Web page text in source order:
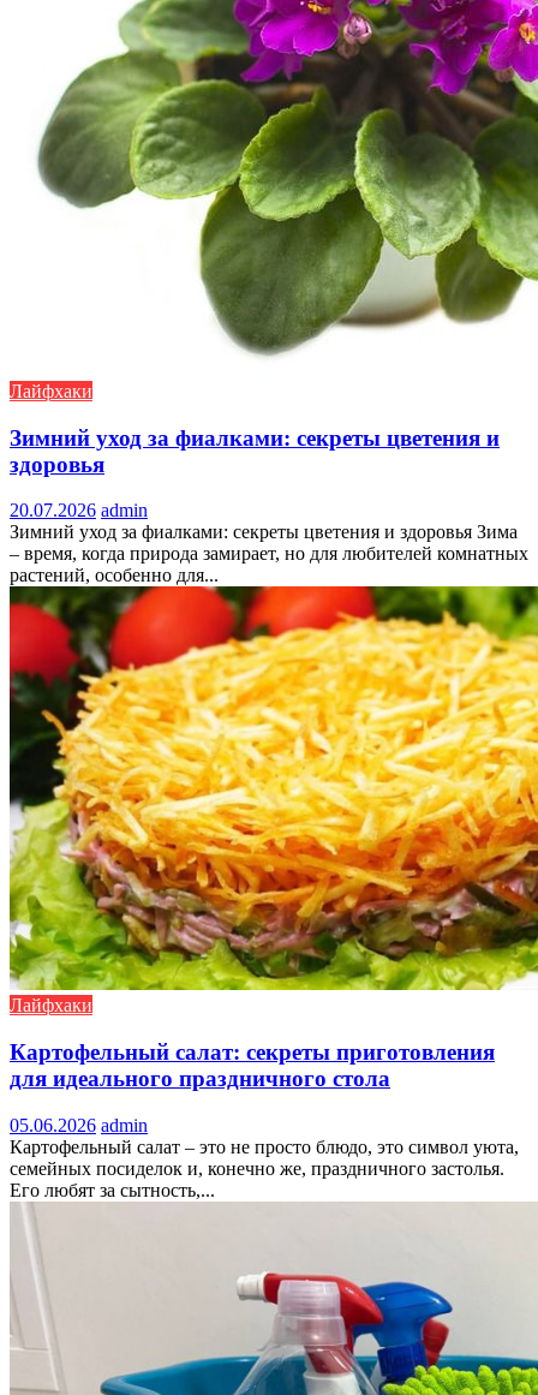
Лайфхаки
Зимний уход за фиалками: секреты цветения и
здоровья
20.07.2026 admin
Зимний уход за фиалками: секреты цветения и здоровья Зима
– время, когда природа замирает, но для любителей комнатных
растений, особенно для...
Лайфхаки
Картофельный салат: секреты приготовления
для идеального праздничного стола
05.06.2026 admin
Картофельный салат – это не просто блюдо, это символ уюта,
семейных посиделок и, конечно же, праздничного застолья.
Его любят за сытность,...